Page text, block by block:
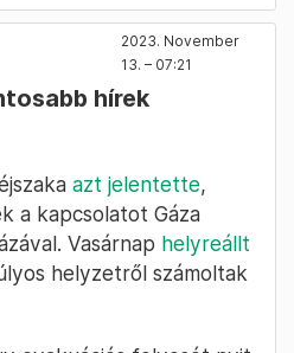
2023. November
13. – 07:21
hírek
azt jelentette,
a kapcsolatot Gáza
Vasárnap helyreállt
helyzetről számoltak